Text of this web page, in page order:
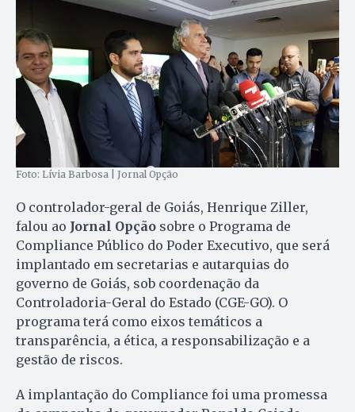
Foto: Lívia Barbosa | Jornal Opção
O controlador-geral de Goiás, Henrique Ziller,
falou ao Jornal Opção sobre o Programa de
Compliance Público do Poder Executivo, que será
implantado em secretarias e autarquias do
governo de Goiás, sob coordenação da
Controladoria-Geral do Estado (CGE-GO). O
programa terá como eixos temáticos a
transparência, a ética, a responsabilização e a
gestão de riscos.
A implantação do Compliance foi uma promessa